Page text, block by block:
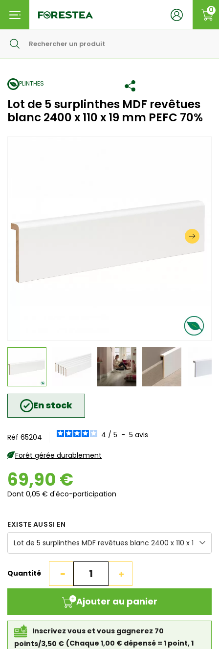
0
PLINTHES
Lot de 5 surplinthes MDF revêtues
blanc 2400 x 110 x 19 mm PEFC 70%
En stock
Réf 65204 4 / 5 - 5 avis
Forêt gérée durablement
69,90 €
Dont 0,05 € d'éco-participation
EXISTE AUSSI EN
Quantité
Ajouter au panier
Inscrivez vous et vous gagnerez 70
points/3,50 € (Chaque 1,00 € dépensé = 1 point, 1